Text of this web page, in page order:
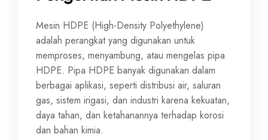
Mesin HDPE (High-Density Polyethylene)
adalah perangkat yang digunakan untuk
memproses, menyambung, atau mengelas pipa
HDPE. Pipa HDPE banyak digunakan dalam
berbagai aplikasi, seperti distribusi air, saluran
gas, sistem irigasi, dan industri karena kekuatan,
daya tahan, dan ketahanannya terhadap korosi
dan bahan kimia.